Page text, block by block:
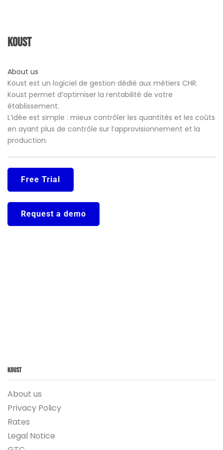
Koust
About us
Koust est un logiciel de gestion dédié aux métiers CHR.
Koust permet d’optimiser la rentabilité de votre
établissement.
L’idée est simple : mieux contrôler les quantités et les coûts
en ayant plus de contrôle sur l’approvisionnement et la
production.
Free Trial
Request a demo
Koust
About us
Privacy Policy
Rates
Legal Notice